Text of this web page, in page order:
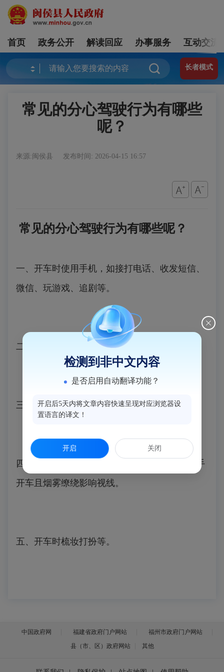
首页 政务公开 解读回应 办事服务 互动交流
长者模式
常见的分心驾驶行为有哪些
呢？
来源:闽侯县 发布时间: 2026-04-15 16:57
常见的分心驾驶行为有哪些呢？
一、开车时使用手机，如接打电话、收发短信、
微信、玩游戏、追剧等。
二、弯腰捡拾物品。
三、开车时设置或不停地查看导航。
四、开车时吃东西，尤其是抽烟。抽烟导致单手
开车且烟雾缭绕影响视线。
五、开车时梳妆打扮等。
中国政府网 福建省政府门户网站
福州市政府门户网站
县（市、区）政府网站
其他
检测到非中文内容
是否启用自动翻译功能？
开启后5天内将文章内容快速呈现对应浏览器设
置语言的译文！
开启 关闭